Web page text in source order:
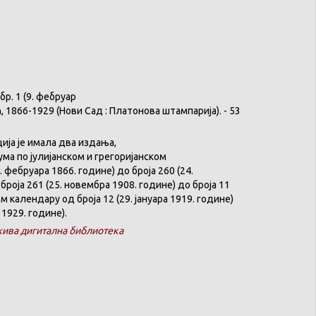
бр. 1 (9. фебруар
, 1866-1929 (Нови Сад : Платонова штампарија). - 53
је имала два издања,
по јулијанском и грегоријанском
фебруара 1866. године) до броја 260 (24.
261 (25. новембра 1908. године) до броја 11
календаруод броја 12 (29. јануара 1919. године)
године).
дигитална библиотека